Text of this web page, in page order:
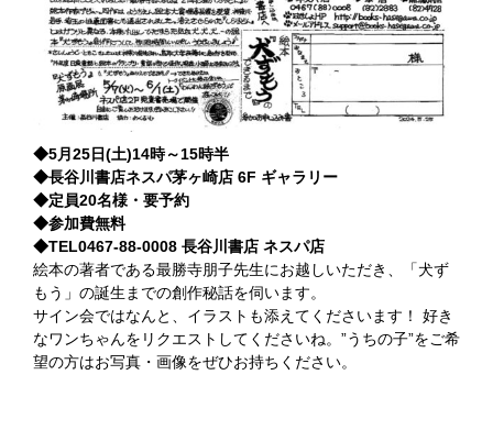
◆5月25日(土)14時～15時半
◆長谷川書店ネスパ茅ヶ崎店 6F ギャラリー
◆定員20名様・要予約
◆参加費無料
◆TEL0467-88-0008 長谷川書店 ネスパ店
絵本の著者である最勝寺朋子先生にお越しいただき、「犬ず
もう」の誕生までの創作秘話を伺います。
サイン会ではなんと、イラストも添えてくださいます！ 好き
なワンちゃんをリクエストしてくださいね。”うちの子”をご希
望の方はお写真・画像をぜひお持ちください。